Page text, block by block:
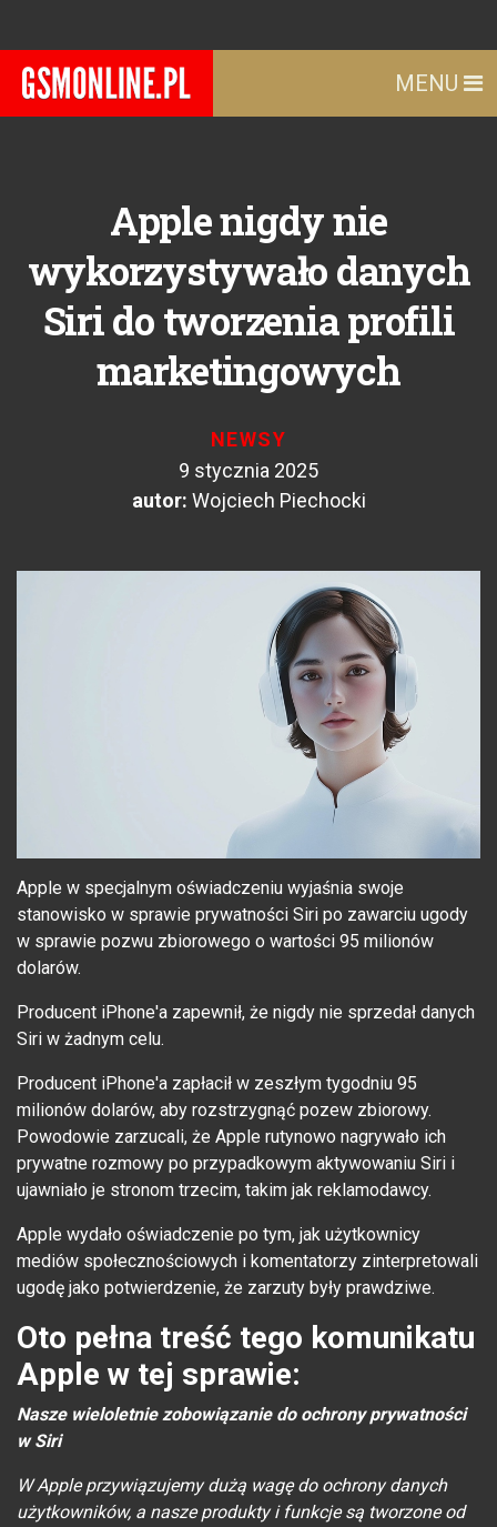
MENU
Apple nigdy nie
wykorzystywało danych
Siri do tworzenia profili
marketingowych
NEWSY
9 stycznia 2025
autor: Wojciech Piechocki
Apple w specjalnym oświadczeniu wyjaśnia swoje
stanowisko w sprawie prywatności Siri po zawarciu ugody
w sprawie pozwu zbiorowego o wartości 95 milionów
dolarów.
Producent iPhone'a zapewnił, że nigdy nie sprzedał danych
Siri w żadnym celu.
Producent iPhone'a zapłacił w zeszłym tygodniu 95
milionów dolarów, aby rozstrzygnąć pozew zbiorowy.
Powodowie zarzucali, że Apple rutynowo nagrywało ich
prywatne rozmowy po przypadkowym aktywowaniu Siri i
ujawniało je stronom trzecim, takim jak reklamodawcy.
Apple wydało oświadczenie po tym, jak użytkownicy
mediów społecznościowych i komentatorzy zinterpretowali
ugodę jako potwierdzenie, że zarzuty były prawdziwe.
Oto pełna treść tego komunikatu
Apple w tej sprawie:
Nasze wieloletnie zobowiązanie do ochrony prywatności
w Siri
W Apple przywiązujemy dużą wagę do ochrony danych
użytkowników, a nasze produkty i funkcje są tworzone od